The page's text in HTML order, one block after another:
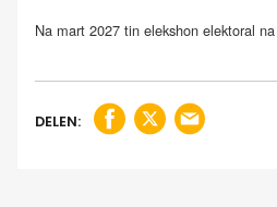
Na mart 2027 tin elekshon elektoral
DELEN: